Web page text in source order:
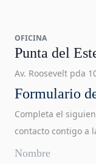
OFICINA
Punta del
Av. Roosevelt pda
Formulario
Completa el
contacto contigo a